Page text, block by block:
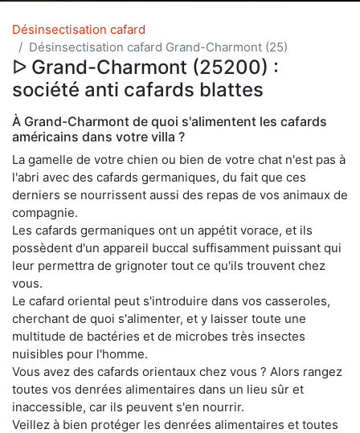
Désinsectisation cafard
Désinsectisation cafard Grand-Charmont (25)
ᐅ Grand-Charmont (25200) :
société anti cafards blattes
À Grand-Charmont de quoi s'alimentent les cafards
américains dans votre villa ?
La gamelle de votre chien ou bien de votre chat n'est pas à
l'abri avec des cafards germaniques, du fait que ces
derniers se nourrissent aussi des repas de vos animaux de
compagnie.
Les cafards germaniques ont un appétit vorace, et ils
possèdent d'un appareil buccal suffisamment puissant qui
leur permettra de grignoter tout ce qu'ils trouvent chez
vous.
Le cafard oriental peut s'introduire dans vos casseroles,
cherchant de quoi s'alimenter, et y laisser toute une
multitude de bactéries et de microbes très insectes
nuisibles pour l'homme.
Vous avez des cafards orientaux chez vous ? Alors rangez
toutes vos denrées alimentaires dans un lieu sûr et
inaccessible, car ils peuvent s'en nourrir.
Veillez à bien protéger les denrées alimentaires et toutes